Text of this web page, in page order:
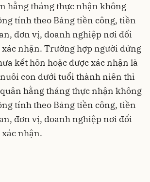
hằng tháng thực nhận không
tính theo Bảng tiền công, tiền
đơn vị, doanh nghiệp nơi đối
nhận. Trường hợp người đứng
kết hôn hoặc được xác nhận là
con dưới tuổi thành niên thì
hằng tháng thực nhận không
tính theo Bảng tiền công, tiền
đơn vị, doanh nghiệp nơi đối
nhận.